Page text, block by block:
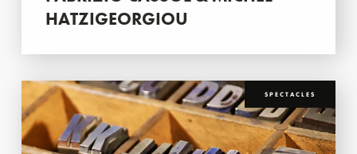
HATZIGEORGIOU
SPECTACLES